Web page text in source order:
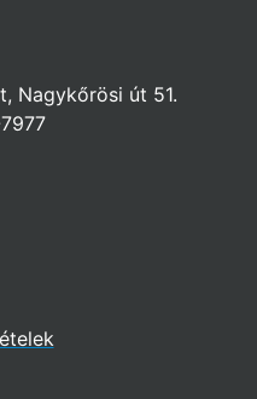
Nagykőrösi út 51.